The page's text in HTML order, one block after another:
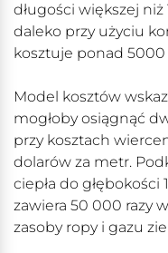
długości większej
daleko przy użyciu
kosztuje ponad
Model kosztów
mogłoby osiągnąć
przy kosztach
dolarów za metr.
ciepła do
zawiera 50 000 razy
zasoby ropy i gazu